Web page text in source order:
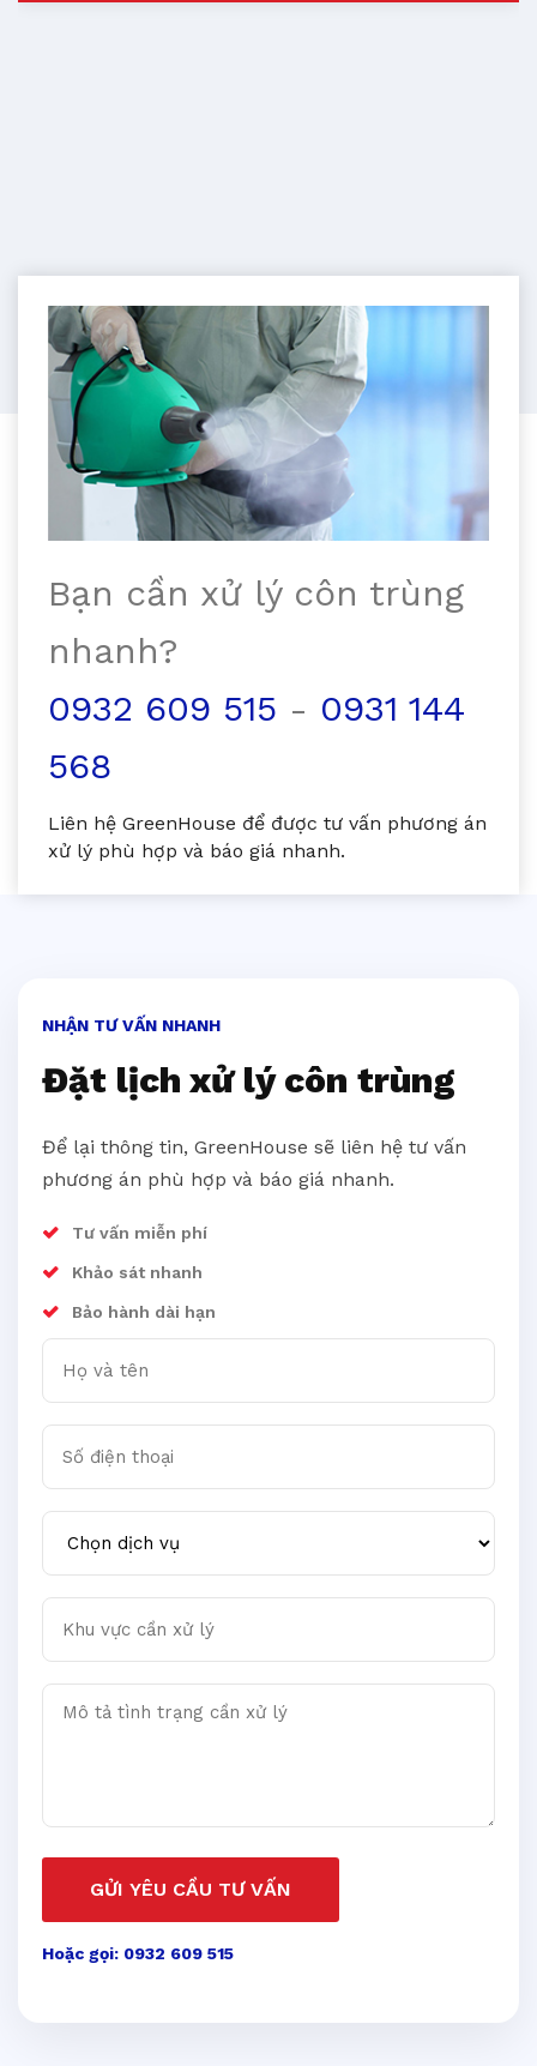
Bạn cần xử lý côn trùng
nhanh?
0932 609 515 - 0931 144
568
Liên hệ GreenHouse để được tư vấn phương án
xử lý phù hợp và báo giá nhanh.
NHẬN TƯ VẤN NHANH
Đặt lịch xử lý côn trùng
Để lại thông tin, GreenHouse sẽ liên hệ tư vấn
phương án phù hợp và báo giá nhanh.
Tư vấn miễn phí
Khảo sát nhanh
Bảo hành dài hạn
Họ và tên
Số điện thoại
Chọn dịch vụ
Khu vực cần xử lý
Mô tả tình trạng cần xử lý
GỬI YÊU CẦU TƯ VẤN
Hoặc gọi: 0932 609 515